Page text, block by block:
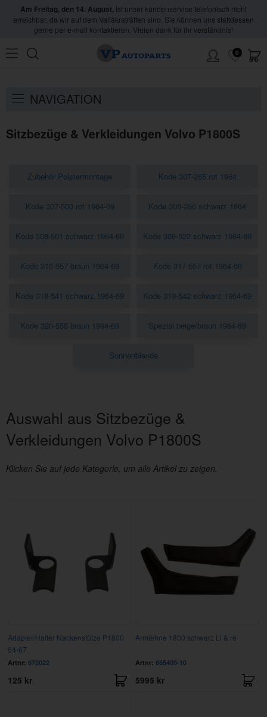
Am Freitag, den 14. August, ist unser kundenservice telefonisch nicht
erreichbar, da wir auf dem Vallåkraträffen sind. Sie können uns stattdessen
gerne per e-mail kontaktieren. Vielen dank für ihr verständnis!
0
Sitzbezüge & Verkleidungen 1800S
NAVIGATION
Sitzbezüge & Verkleidungen Volvo P1800S
Zubehör Polstermontage Kode 307-265 rot 1964
Kode 307-500 rot 1964-69 Kode 308-266 schwarz 1964
Kode 308-501 schwarz 1964-69 Kode 309-522 schwarz 1964-69
Kode 310-557 braun 1964-69 Kode 317-557 rot 1964-69
Kode 318-541 schwarz 1964-69 Kode 319-542 schwarz 1964-69
Kode 320-558 braun 1964-69 Spezial beige/braun 1964-69
Sonnenblende
Auswahl aus Sitzbezüge &
Verkleidungen Volvo P1800S
Klicken Sie auf jede Kategorie, um alle Artikel zu zeigen.
Adapter/Halter Nackenstütze P1800
64-67
Artnr: 672022
125 kr
Armlehne 1800 schwarz Li & re
Artnr: 665409-10
5995 kr